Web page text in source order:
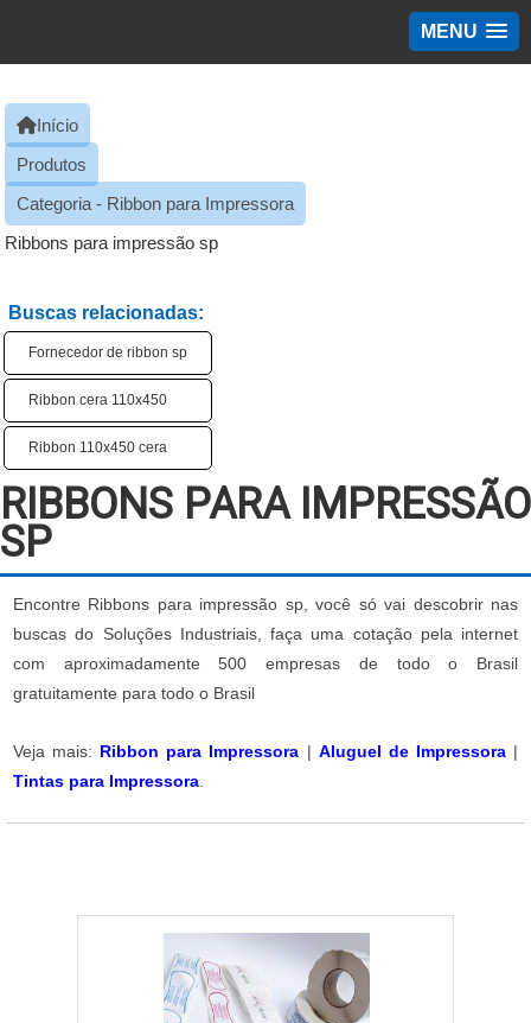
MENU
Início
Produtos
Categoria - Ribbon para Impressora
Ribbons para impressão sp
Buscas relacionadas:
Fornecedor de ribbon sp
Ribbon cera 110x450
Ribbon 110x450 cera
RIBBONS PARA IMPRESSÃO
SP
Encontre Ribbons para impressão sp, você só vai descobrir nas
buscas do Soluções Industriais, faça uma cotação pela internet
com aproximadamente 500 empresas de todo o Brasil
gratuitamente para todo o Brasil
Veja mais: Ribbon para Impressora | Aluguel de Impressora|
Tintas para Impressora